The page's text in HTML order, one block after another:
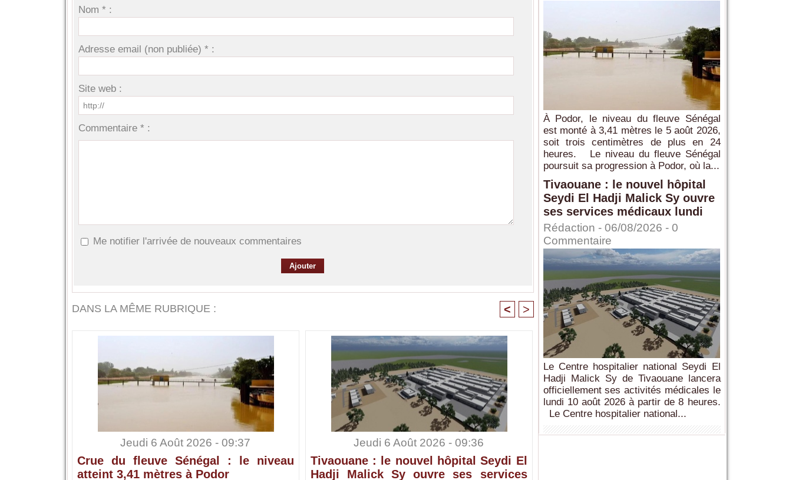
Nom * :
Adresse email (non publiée) * :
Site web :
Commentaire * :
Me notifier l'arrivée de nouveaux commentaires
DANS LA MÊME RUBRIQUE : < >
Jeudi 6 Août 2026 - 09:37
Crue du fleuve Sénégal : le niveau
atteint 3,41 mètres à Podor
Jeudi 6 Août 2026 - 09:36
Tivaouane : le nouvel hôpital Seydi El
Hadji Malick Sy ouvre ses services
À Podor, le niveau du fleuve Sénégal
est monté à 3,41 mètres le 5 août 2026,
soit trois centimètres de plus en 24
heures. Le niveau du fleuve Sénégal
poursuit sa progression à Podor, où la...
Tivaouane : le nouvel hôpital
Seydi El Hadji Malick Sy ouvre
ses services médicaux lundi
Rédaction - 06/08/2026 - 0
Commentaire
Le Centre hospitalier national Seydi El
Hadji Malick Sy de Tivaouane lancera
officiellement ses activités médicales le
lundi 10 août 2026 à partir de 8 heures.
Le Centre hospitalier national...